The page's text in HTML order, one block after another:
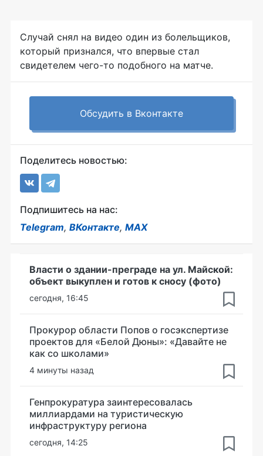
Случай снял на видео один из болельщиков,
который признался, что впервые стал
свидетелем чего-то подобного на матче.
Обсудить в Вконтакте
Поделитесь новостью:
Подпишитесь на нас:
Telegram, ВКонтакте, MAX
Власти о здании-преграде на ул. Майской:
объект выкуплен и готов к сносу (фото)
сегодня, 16:45
Прокурор области Попов о госэкспертизе
проектов для «Белой Дюны»: «Давайте не
как со школами»
4 минуты назад
Генпрокуратура заинтересовалась
миллиардами на туристическую
инфраструктуру региона
сегодня, 14:25